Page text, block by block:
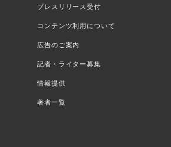
プレスリリース受付
コンテンツ利用について
広告のご案内
記者・ライター募集
情報提供
著者一覧